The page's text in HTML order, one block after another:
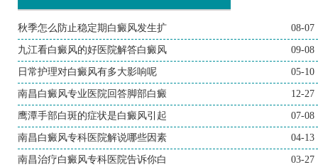
秋季怎么防止稳定期白癜风发生扩 08-07
九江看白癜风的好医院解答白癜风 09-08
日常护理对白癜风有多大影响呢 05-10
南昌白癜风专业医院回答脚部白癜 12-27
鹰潭手部白斑的症状是白癜风引起 07-08
南昌白癜风专科医院解说哪些因素 04-13
南昌治疗白癜风专科医院告诉你白 03-27